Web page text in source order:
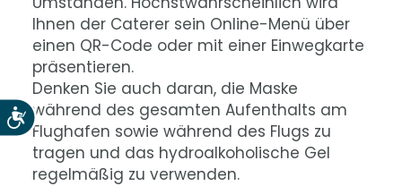
Accesibilidad
Ihnen der Caterer sein Online-Menü über
einen QR-Code oder mit einer Einwegkarte
präsentieren.
Denken Sie auch daran, die Maske
während des gesamten Aufenthalts am
Flughafen sowie während des Flugs zu
tragen und das hydroalkoholische Gel
regelmäßig zu verwenden.